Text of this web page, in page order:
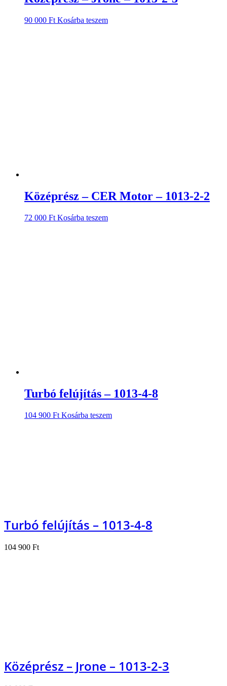
90 000 Ft Kosárba teszem
Középrész – CER Motor – 1013-2-2
72 000 Ft Kosárba teszem
Turbó felújítás – 1013-4-8
104 900 Ft Kosárba teszem
Turbó felújítás – 1013-4-8
104 900 Ft
Középrész – Jrone – 1013-2-3